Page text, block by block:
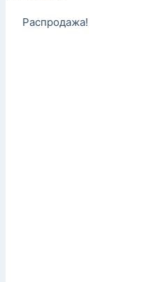
Распродажа!